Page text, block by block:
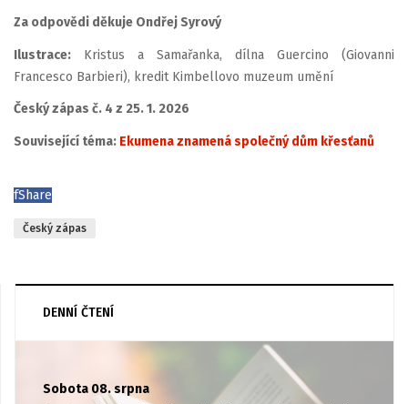
Za odpovědi děkuje Ondřej Syrový
Ilustrace: Kristus a Samařanka, dílna Guercino (Giovanni
Francesco Barbieri), kredit Kimbellovo muzeum umění
Český zápas č. 4 z 25. 1. 2026
Související téma: Ekumena znamená společný dům křesťanů
fShare
Český zápas
DENNÍ ČTENÍ
Sobota 08. srpna